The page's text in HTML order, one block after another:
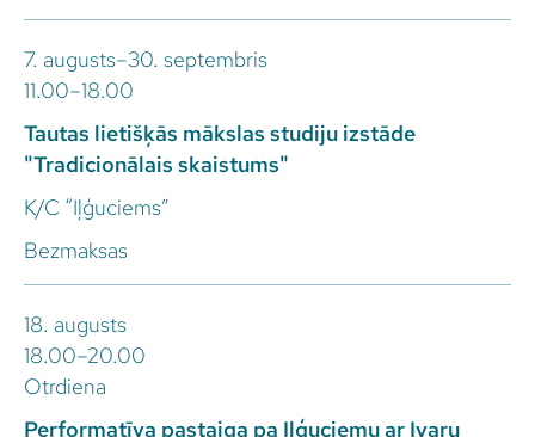
7. augusts–30. septembris
11.00–18.00
Tautas lietišķās mākslas studiju izstāde
"Tradicionālais skaistums"
K/C “Iļģuciems”
Bezmaksas
18. augusts
18.00–20.00
Otrdiena
Performatīva pastaiga pa Iļģuciemu ar Ivaru